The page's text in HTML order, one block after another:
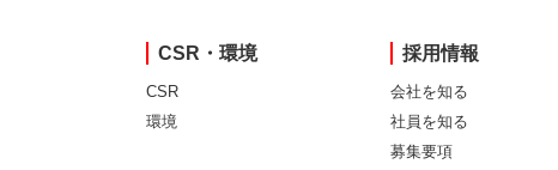
CSR・環境
CSR
環境
採用情報
会社を知る
社員を知る
募集要項